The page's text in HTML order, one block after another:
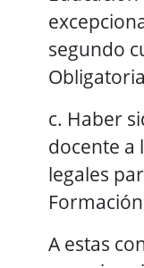
segundo
c. Haber
docente a
legales
A estas